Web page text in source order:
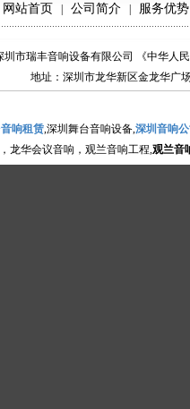
网站首页 公司简介| 服务优势
圳市瑞丰音响设备有限公司 《中华人
地址：深圳市龙华新区金龙华广
响租赁,深圳舞台音响设备,深圳音响
龙华会议音响，观兰音响工程,观兰音